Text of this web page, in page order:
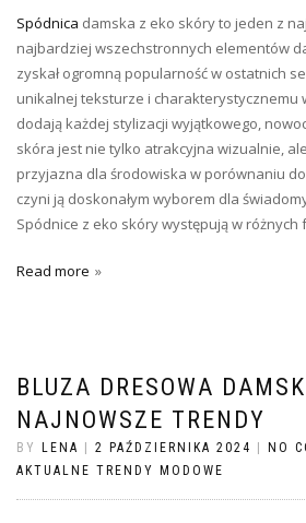
Spódnica damska z eko skóry to jeden z
najbardziej wszechstronnych elementów
zyskał ogromną popularność w ostatnich
unikalnej teksturze i charakterystycznemu
dodają każdej stylizacji wyjątkowego,
skóra jest nie tylko atrakcyjna wizualnie,
przyjazna dla środowiska w porównaniu
czyni ją doskonałym wyborem dla
Spódnice z eko skóry występują w
Read more
BLUZA DRESOWA
NAJNOWSZE TRENDY
BY LENA 2 PAŹDZIERNIKA 2024 NO
AKTUALNE TRENDY MODOWE